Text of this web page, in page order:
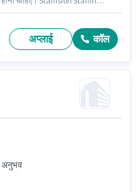
सप्ताह है। इस भूमिका में Fixed
अप्लाई कॉल
अनुभव